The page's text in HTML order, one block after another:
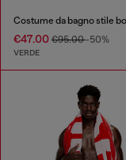
€47.00 €95.00-50%
VERDE